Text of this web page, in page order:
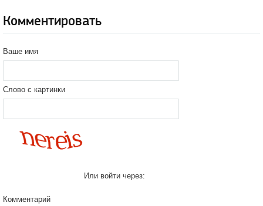
Комментировать
Ваше имя
Слово с картинки
Или войти через:
Комментарий